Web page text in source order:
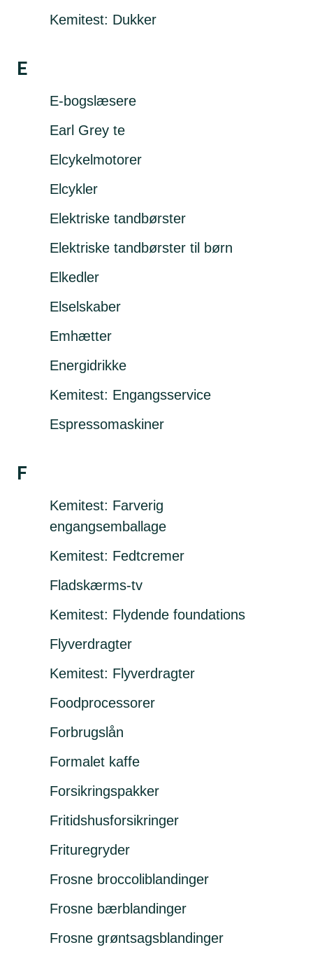
Kemitest: Dukker
E
E-bogslæsere
Earl Grey te
Elcykelmotorer
Elcykler
Elektriske tandbørster
Elektriske tandbørster til børn
Elkedler
Elselskaber
Emhætter
Energidrikke
Kemitest: Engangsservice
Espressomaskiner
F
Kemitest: Farverig
engangsemballage
Kemitest: Fedtcremer
Fladskærms-tv
Kemitest: Flydende foundations
Flyverdragter
Kemitest: Flyverdragter
Foodprocessorer
Forbrugslån
Formalet kaffe
Forsikringspakker
Fritidshusforsikringer
Frituregryder
Frosne broccoliblandinger
Frosne bærblandinger
Frosne grøntsagsblandinger